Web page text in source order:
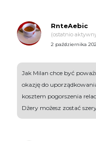
RnteAebic
(ostatnio
2 października
Jak Milan chce być
okazję do
kosztem pogorszenia
Dżery możesz zostać